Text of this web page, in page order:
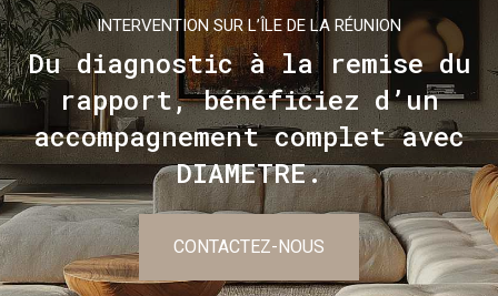
INTERVENTION SUR L’ÎLE DE LA RÉUNION
Du diagnostic à la remise du
rapport,bénéficiez d’un
accompagnement completavec
DIAMETRE.
CONTACTEZ-NOUS